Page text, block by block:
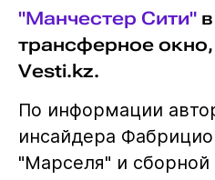
"Манчестер Сити"в
трансферное
Vesti.kz.
По информации
инсайдера
"Марселя" и сборной